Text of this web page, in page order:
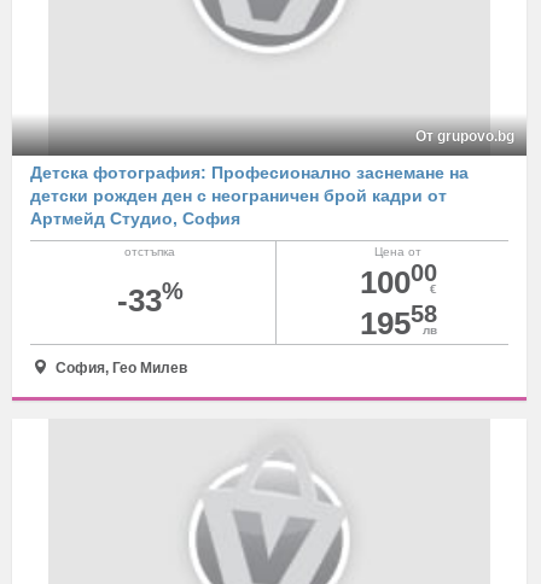
От grupovo.bg
Детска фотография: Професионално заснемане на
детски рожден ден с неограничен брой кадри от
Артмейд Студио, София
Цена от
10000
€
19558
лв
отстъпка
-33%
София, Гео Милев